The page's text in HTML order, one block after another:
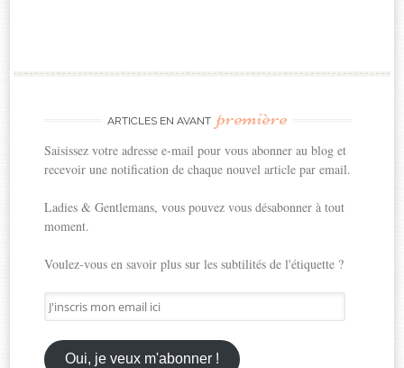
ARTICLES EN AVANT première
Saisissez votre adresse e-mail pour vous abonner au blog et
recevoir une notification de chaque nouvel article par email.
Ladies & Gentlemans, vous pouvez vous désabonner à tout
moment.
Voulez-vous en savoir plus sur les subtilités de l'étiquette ?
J'inscris
mon
email
ici
Oui, je veux m'abonner !